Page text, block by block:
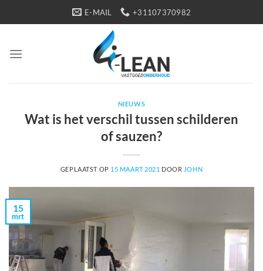
naar
E-MAIL +31107370982
NIEUWS
Wat is het verschil tussen schilderen
of sauzen?
GEPLAATST OP 15 MAART 2021 DOOR JOHN
15
mrt